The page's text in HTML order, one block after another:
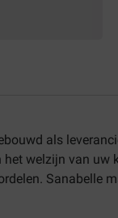
als
welzijn van uw
Sanabelle